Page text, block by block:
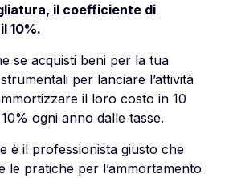
il coefficiente di
10%.
se acquisti beni per la tua
per lanciare l’attività
il loro costo in 10
ogni anno dalle tasse.
è il professionista giusto che
le pratiche per l’ammortamento